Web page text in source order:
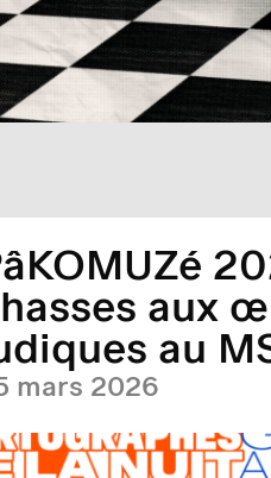
aux
au
mars 2026